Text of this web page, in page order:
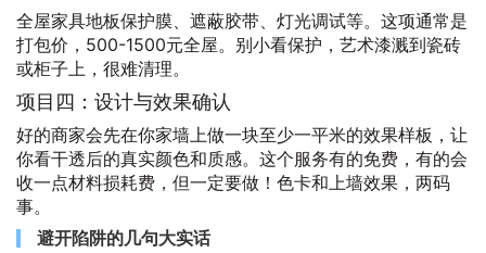
全屋家具地板保护膜、遮蔽胶带、灯光调试等。这项通常是
打包价，500-1500元全屋。别小看保护，艺术漆溅到瓷砖
或柜子上，很难清理。
项目四：设计与效果确认
好的商家会先在你家墙上做一块至少一平米的效果样板，让
你看干透后的真实颜色和质感。这个服务有的免费，有的会
收一点材料损耗费，但一定要做！色卡和上墙效果，两码
事。
避开陷阱的几句大实话